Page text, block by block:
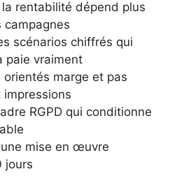
rentabilité dépend plus
campagnes
scénarios chiffrés qui
paie vraiment
orientés marge et pas
RGPD qui conditionne
mise en œuvre
jours